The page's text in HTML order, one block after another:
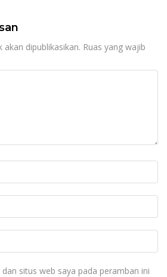
dipublikasikan. Ruas yang wajib
situs web saya pada peramban ini